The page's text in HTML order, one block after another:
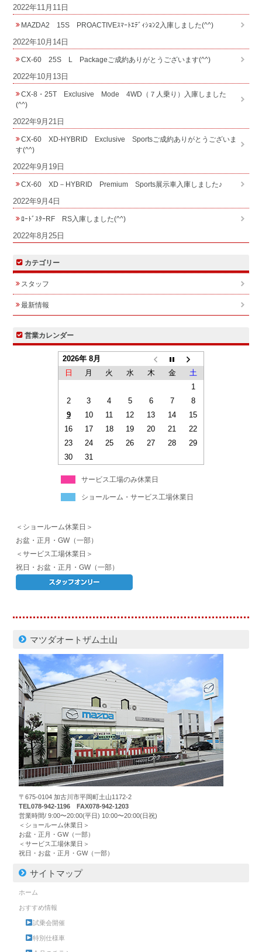
2022年11月11日
MAZDA2 15S PROACTIVEｽﾏｰﾄｴﾃﾞｨｼｮﾝ2入庫しました(^^)
2022年10月14日
CX-60 25S L Packageご成約ありがとうございます(^^)
2022年10月13日
CX-8・25T Exclusive Mode 4WD（７人乗り）入庫しました
(^^)
2022年9月21日
CX-60 XD-HYBRID Exclusive Sportsご成約ありがとうございま
す(^^)
2022年9月19日
CX-60 XD－HYBRID Premium Sports展示車入庫しました♪
2022年9月4日
ﾛｰﾄﾞｽﾀｰRF RS入庫しました(^^)
2022年8月25日
カテゴリー
スタッフ
最新情報
営業カレンダー
2026年 8月
日
月 火 水 木 金
土
1
2
3 4 5 6 7
8
9
10 11 12 13 14
15
16
17 18 19 20 21
22
23
24 25 26 27 28
29
30
31
サービス工場のみ休業日
ショールーム・サービス工場休業日
＜ショールーム休業日＞
お盆・正月・GW（一部）
＜サービス工場休業日＞
祝日・お盆・正月・GW（一部）
マツダオートザム土山
〒675-0104 加古川市平岡町土山1172-2
TEL078-942-1196 FAX078-942-1203
営業時間/ 9:00〜20:00(平日) 10:00〜20:00(日祝)
＜ショールーム休業日＞
お盆・正月・GW（一部）
＜サービス工場休業日＞
祝日・お盆・正月・GW（一部）
サイトマップ
ホーム
おすすめ情報
試乗会開催
特別仕様車